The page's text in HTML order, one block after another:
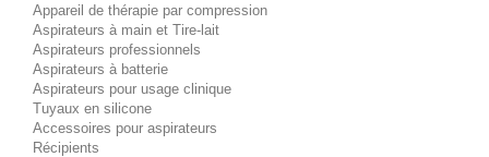
Appareil de thérapie par compression
Aspirateurs à main et Tire-lait
Aspirateurs professionnels
Aspirateurs à batterie
Aspirateurs pour usage clinique
Tuyaux en silicone
Accessoires pour aspirateurs
Récipients